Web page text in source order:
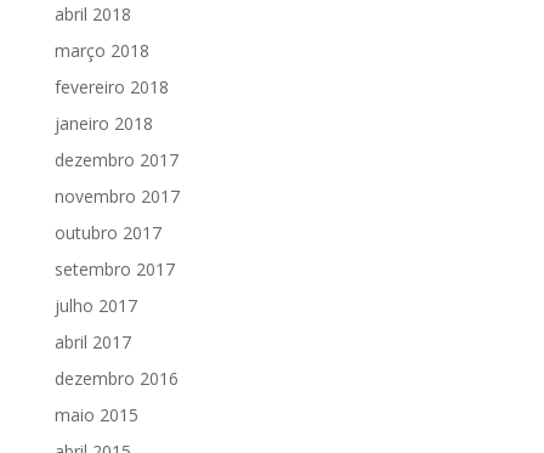
abril 2018
março 2018
fevereiro 2018
janeiro 2018
dezembro 2017
novembro 2017
outubro 2017
setembro 2017
julho 2017
abril 2017
dezembro 2016
maio 2015